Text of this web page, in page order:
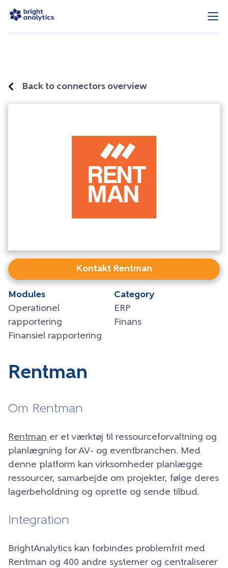
Back to connectors overview
Kontakt Rentman
Modules
Operationel
rapportering
Finansiel rapportering
Category
ERP
Finans
Rentman
Om Rentman
Rentman er et værktøj til ressourceforvaltning og
planlægning for AV- og eventbranchen. Med
denne platform kan virksomheder planlægge
ressourcer, samarbejde om projekter, følge deres
lagerbeholdning og oprette og sende tilbud.
Integration
BrightAnalytics kan forbindes problemfrit med
Rentman og 400 andre systemer og centraliserer